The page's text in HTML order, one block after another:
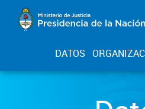
DATOS